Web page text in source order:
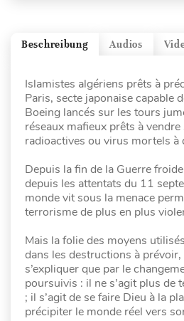
Audios
Beschreibung
Islamistes algériens prêts à
Paris, secte japonaise capable
Boeing lancés sur les tours
réseaux mafieux prêts à
radioactives ou virus mortels à
Depuis la fin de la Guerre
depuis les attentats du 11
monde vit sous la menace
terrorisme de plus en plus
Mais la folie des moyens
dans les destructions à prévoir,
s’expliquer que par le
poursuivis : il ne s’agit plus de
; il s’agit de se faire Dieu à la
précipiter le monde réel vers